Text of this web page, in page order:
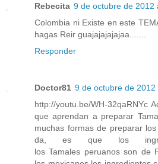
Rebecita 9 de octubre de 2012
Colombia ni Existe en este
hagas Reir guajajajajajaa.......
Responder
Doctor81 9 de octubre de 2012
http://youtu.be/WH-32qaRNYc
que aprendan a preparar
muchas formas de preparar
da, es que los
los Tamales peruanos son de